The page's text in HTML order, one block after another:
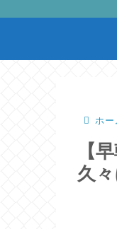
ホー
【
久